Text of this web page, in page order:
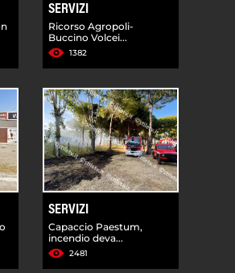
SERVIZI
Ricorso Agropoli-
Buccino Volcei...
1382
SERVIZI
Capaccio Paestum,
incendio deva...
2481